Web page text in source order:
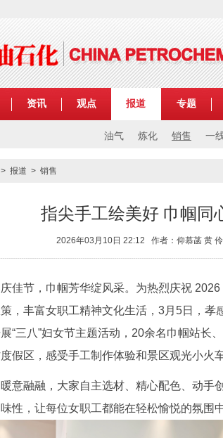
资讯 观点 报道
油气 炼化 销售 一
专题
> 报道 > 销售
指尖手工绘美好 巾帼同
2026年03月10日 22:12 作者：仰慕菡 黄
节，巾帼芳华绽风采。为热烈庆祝 2026
，丰富女职工精神文化生活，3月5日，孝
“三八”妇女节主题活动，20余名巾帼站长
假区，感受手工制作体验和景区观光小火
融融，大家自主选材、精心配色、动手
性，让每位女职工都能在轻松愉悦的氛围